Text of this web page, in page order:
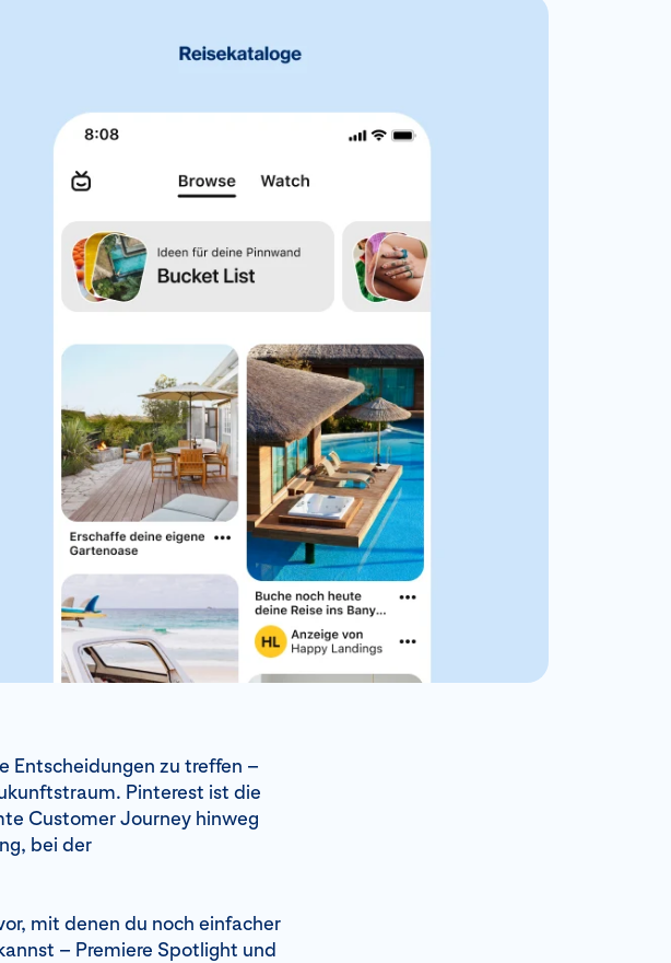
Entscheidungen zu treffen –
Pinterest ist die
Customer Journey hinweg
bei der
mit denen du noch einfacher
– Premiere Spotlight und